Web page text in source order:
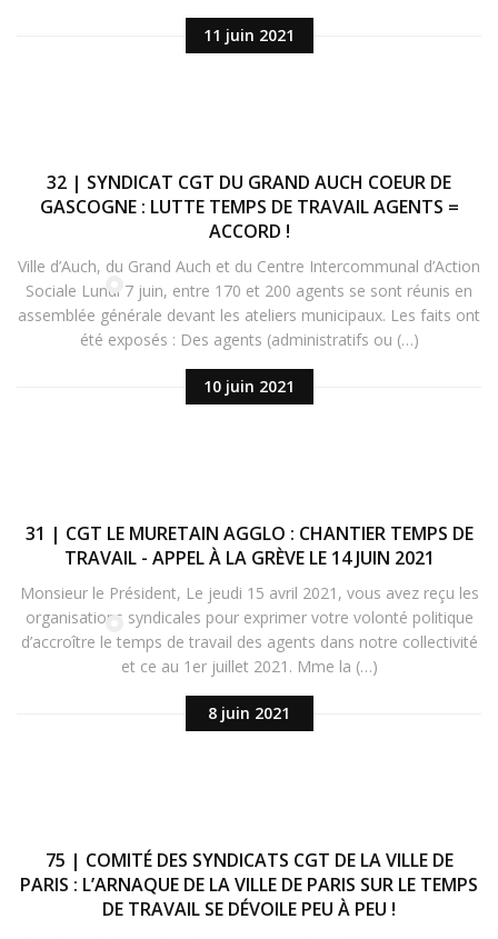
11 juin 2021
10 juin 2021
32 | SYNDICAT CGT DU GRAND AUCH COEUR DE
GASCOGNE : LUTTE TEMPS DE TRAVAIL AGENTS =
ACCORD !
Ville d’Auch, du Grand Auch et du Centre Intercommunal d’Action
Sociale Lundi 7 juin, entre 170 et 200 agents se sont réunis en
assemblée générale devant les ateliers municipaux. Les faits ont
été exposés : Des agents (administratifs ou (…)
8 juin 2021
31 | CGT LE MURETAIN AGGLO : CHANTIER TEMPS DE
TRAVAIL - APPEL À LA GRÈVE LE 14 JUIN 2021
Monsieur le Président, Le jeudi 15 avril 2021, vous avez reçu les
organisations syndicales pour exprimer votre volonté politique
d’accroître le temps de travail des agents dans notre collectivité
et ce au 1er juillet 2021. Mme la (…)
75 | COMITÉ DES SYNDICATS CGT DE LA VILLE DE
PARIS : L’ARNAQUE DE LA VILLE DE PARIS SUR LE TEMPS
DE TRAVAIL SE DÉVOILE PEU À PEU !